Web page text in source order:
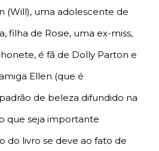
(Will), uma adolescente de
filha de Rosie, uma ex-miss,
é fã de Dolly Parton e
Ellen (que é
de beleza difundido na
que seja importante
do livro se deve ao fato de